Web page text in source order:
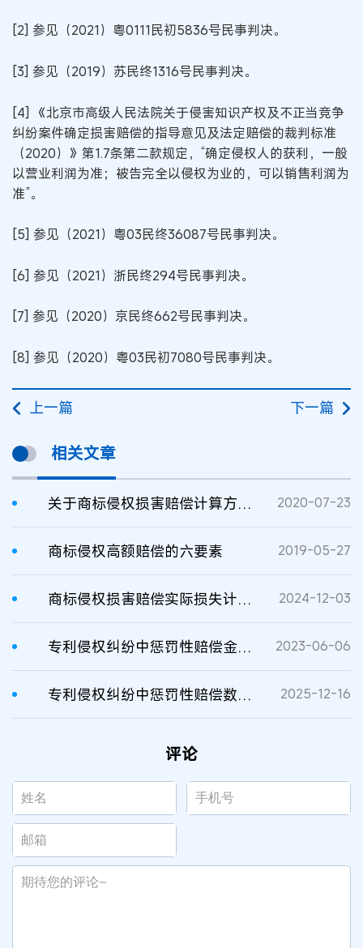
[2] 参见（2021）粤0111民初5836号民事判决。
[3] 参见（2019）苏民终1316号民事判决。
[4] 《北京市高级人民法院关于侵害知识产权及不正当竞争
纠纷案件确定损害赔偿的指导意见及法定赔偿的裁判标准
（2020）》第1.7条第二款规定，“确定侵权人的获利，一般
以营业利润为准；被告完全以侵权为业的，可以销售利润为
准”。
[5] 参见（2021）粤03民终36087号民事判决。
[6] 参见（2021）浙民终294号民事判决。
[7] 参见（2020）京民终662号民事判决。
[8] 参见（2020）粤03民初7080号民事判决。
上一篇 下一篇
相关文章
关于商标侵权损害赔偿计算方式的思考 2020-07-23
商标侵权高额赔偿的六要素 2019-05-27
商标侵权损害赔偿实际损失计算方式的适用 2024-12-03
专利侵权纠纷中惩罚性赔偿金额的具体计算及注意事项 2023-06-06
专利侵权纠纷中惩罚性赔偿数额的裁量因素研究 2025-12-16
评论